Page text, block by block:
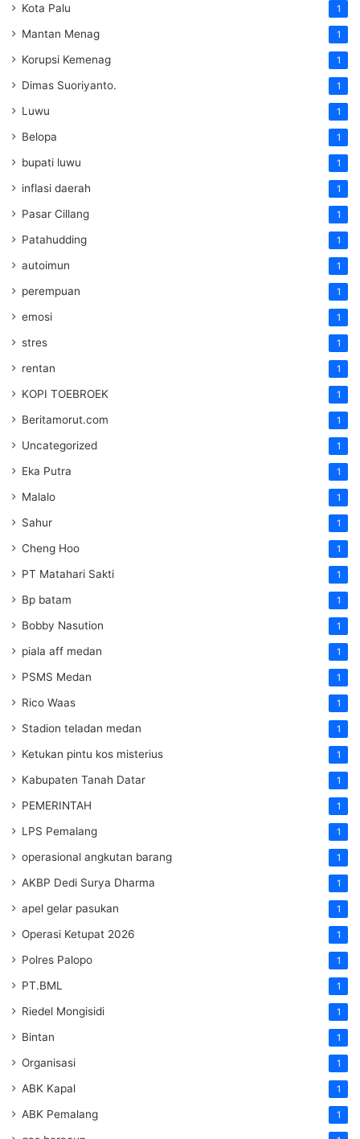
Kota Palu 1
Mantan Menag 1
Korupsi Kemenag 1
Dimas Suoriyanto. 1
Luwu 1
Belopa 1
bupati luwu 1
inflasi daerah 1
Pasar Cillang 1
Patahudding 1
autoimun 1
perempuan 1
emosi 1
stres 1
rentan 1
KOPI TOEBROEK 1
Beritamorut.com 1
Uncategorized 1
Eka Putra 1
Malalo 1
Sahur 1
Cheng Hoo 1
PT Matahari Sakti 1
Bp batam 1
Bobby Nasution 1
piala aff medan 1
PSMS Medan 1
Rico Waas 1
Stadion teladan medan 1
Ketukan pintu kos misterius 1
Kabupaten Tanah Datar 1
PEMERINTAH 1
LPS Pemalang 1
operasional angkutan barang 1
AKBP Dedi Surya Dharma 1
apel gelar pasukan 1
Operasi Ketupat 2026 1
Polres Palopo 1
PT.BML 1
Riedel Mongisidi 1
Bintan 1
Organisasi 1
ABK Kapal 1
ABK Pemalang 1